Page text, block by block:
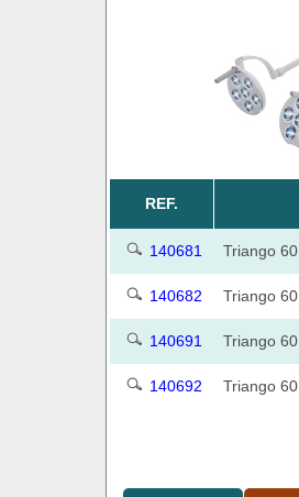
REF.
140681 Triango
140682 Triango
140691 Triango
140692 Triango